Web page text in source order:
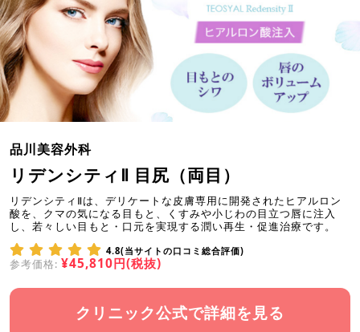
品川美容外科
リデンシティⅡ 目尻（両目）
リデンシティⅡは、デリケートな皮膚専用に開発されたヒアルロン
酸を、クマの気になる目もと、くすみや小じわの目立つ唇に注入
し、若々しい目もと・口元を実現する潤い再生・促進治療です。
4.8(当サイトの口コミ総合評価)
参考価格: ¥45,810円(税抜)
クリニック公式で詳細を見る